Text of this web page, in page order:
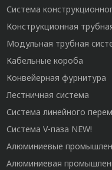
Система
Конструкционная
Модульная трубная
Кабельные короба
Конвейерная фурнитура
Лестничная система
Система линейного
Система V-паза NEW!
Алюминиевые
Алюминиевая